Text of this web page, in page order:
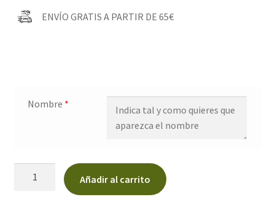
ENVÍO GRATIS A PARTIR DE 65€
Nombre *
Añadir al carrito